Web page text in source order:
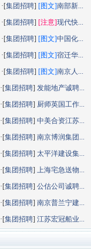
·[集团招聘] [图文]南部新...
·[集团招聘] [注意]现代快...
·[集团招聘] [图文]中国化...
·[集团招聘] [图文]宿迁华...
·[集团招聘] [图文]南京人...
·[集团招聘]发能地产诚聘...
·[集团招聘] 厨师英国工作...
·[集团招聘]中美合资江苏...
·[集团招聘]南京博润集团...
·[集团招聘]太平洋建设集...
·[集团招聘]上海宅急送物...
·[集团招聘]公估公司诚聘...
·[集团招聘]南京普兰宁建...
·[集团招聘]江苏宏冠船业...